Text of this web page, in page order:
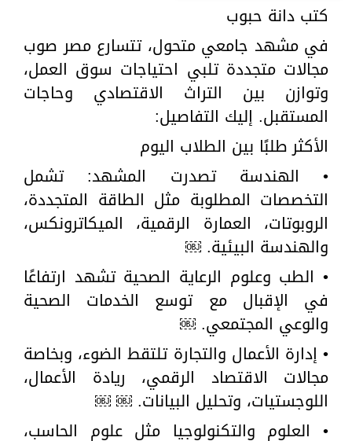
كتب دانة حبوب
في مشهد جامعي متحول، تتسارع مصر صوب
مجالات متجددة تلبي احتياجات سوق العمل،
وتوازن بين التراث الاقتصادي وحاجات
المستقبل. إليك التفاصيل:
الأكثر طلبًا بين الطلاب اليوم
• الهندسة تصدرت المشهد: تشمل
التخصصات المطلوبة مثل الطاقة المتجددة،
الروبوتات، العمارة الرقمية، الميكاترونكس،
والهندسة البيئية. ￼
• الطب وعلوم الرعاية الصحية تشهد ارتفاعًا
في الإقبال مع توسع الخدمات الصحية
والوعي المجتمعي. ￼
• إدارة الأعمال والتجارة تلتقط الضوء، وبخاصة
مجالات الاقتصاد الرقمي، ريادة الأعمال،
اللوجستيات، وتحليل البيانات. ￼ ￼
• العلوم والتكنولوجيا مثل علوم الحاسب،